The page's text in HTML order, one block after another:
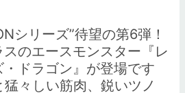
シリーズ”待望の第6弾！
のエースモンスター『レ
ドラゴン』が登場です
々しい筋肉、鋭いツノ